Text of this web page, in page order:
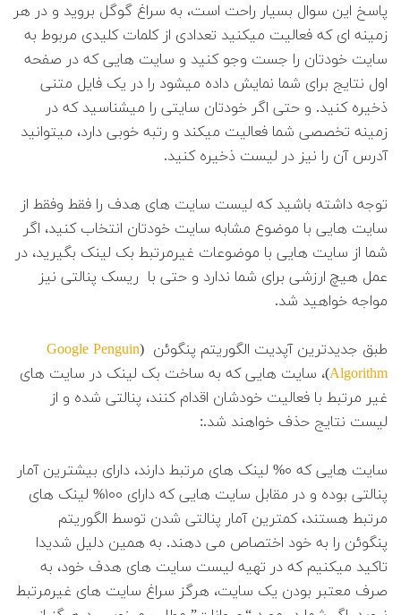
پاسخ این سوال بسیار راحت است، به سراغ گوگل بروید و در هر
زمینه ای که فعالیت میکنید تعدادی از کلمات کلیدی مربوط به
سایت خودتان را جست وجو کنید و سایت هایی که در صفحه
اول نتایج برای شما نمایش داده میشود را در یک فایل متنی
ذخیره کنید. و حتی اگر خودتان سایتی را میشناسید که در
زمینه تخصصی شما فعالیت میکند و رتبه خوبی دارد، میتوانید
آدرس آن را نیز در لیست ذخیره کنید.
توجه داشته باشید که لیست سایت های هدف را فقط وفقط از
سایت هایی با موضوع مشابه سایت خودتان انتخاب کنید، اگر
شما از سایت هایی با موضوعات غیرمرتبط بک لینک بگیرید، در
عمل هیچ ارزشی برای شما ندارد و حتی با ریسک پنالتی نیز
مواجه خواهید شد.
طبق جدیدترین آپدیت الگوریتم پنگوئن (Google Penguin
Algorithm)، سایت هایی که به ساخت بک لینک در سایت های
غیر مرتبط با فعالیت خودشان اقدام کنند، پنالتی شده و از
لیست نتایج حذف خواهند شد.:
سایت هایی که ۰% لینک های مرتبط دارند، دارای بیشترین آمار
پنالتی بوده و در مقابل سایت هایی که دارای ۱۰۰% لینک های
مرتبط هستند، کمترین آمار پنالتی شدن توسط الگوریتم
پنگوئن را به خود اختصاص می دهند. به همین دلیل شدیدا
تاکید میکنیم که در تهیه لیست سایت های هدف خود، به
صرف معتبر بودن یک سایت، هرگز سراغ سایت های غیرمرتبط